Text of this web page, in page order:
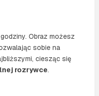
Obraz możesz
sobie na
ciesząc się
rozrywce.